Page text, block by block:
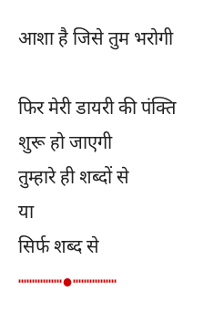
आशा है जिसे तुम भरोगी
फिर मेरी डायरी की पंक्ति
शुरू हो जाएगी
तुम्हारे ही शब्दों से
या
सिर्फ शब्द से
┉┉┉┉●┉┉┉┉